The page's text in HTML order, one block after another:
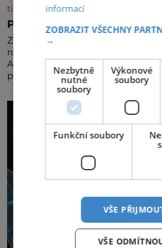
tisicereceptu.cz
Pravá irská káva
Za jejího tvůrce je považován Joe
roce 1943 u letiště irského
Američany, kteří kvůli špatnému
pokračovat v cestě.
informací
ZOBRAZIT VŠECHNY
→
Nezbytně
nutné
soubory
Výkonové
soubory
Funkční soubory
VŠE
VŠE